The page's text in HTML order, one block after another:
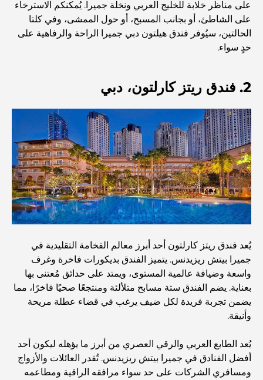
أفضل المطاعم الهندية في دبي: رحلة طهي
اكتشف ممشى نخلة جميرا: جولة بين الفخامة والإطلالات الخلابة
أفضل المناطق للسكن في دبي مع العائلة: اكتشف أفضل
فنادق الخمس نجوم في دبي: فخامة لا مثيل لها لكل مسافر
أشياء يمكنك القيام بها في وسط مدينة دبي: دليلك الشامل
أفضل أماكن الإفطار في دبي: أفضل 7 أماكن لا تُضاهى لتجربة
المقاهي في منطقة الخليج التجاري: مزيج مثالي من القهوة
والمجتمع
مطاعم دبي الحائزة على نجمة ميشلان: جولة مغامرة لعشاق
استكشاف مطاعم جميرا جولف إستيتس: دليل الطهي
على مناظر خلابة للخليج العربي ونخلة جميرا. يُمكنكم الاسترخاء
على الشاطئ، أو بجانب المسبح، أو حول الممشى، وفي كلتا
الحالتين، سيُوفر فندق هيلتون دبي جميرا الراحة والرفاهية على
حدٍ سواء.
2. فندق ريتز كارلتون، دبي
يُعد فندق ريتز كارلتون أحد أبرز معالم الفخامة التقليدية في
جميرا بيتش ريزيدنس. يتميز الفندق بديكورات فاخرة وغرف
واسعة وضيافة عالمية المستوى، ويمتد على حدائق مُعتنى بها
بعناية. يضم الفندق ستة مسابح متلألئة ومنتجعًا صحيًا فاخرًا، مما
يضمن تجربة فريدة لكل ضيف يرغب في قضاء عطلة مريحة
وأنيقة.
يُعد الطابع العربي والرقي العصري من أبرز ما يؤهله ليكون أحد
أفضل الفنادق في جميرا بيتش ريزيدنس. تُقدر العائلات والأزواج
ومسافري الشركات على حد سواء مرافقه الراقية ومطاعمه